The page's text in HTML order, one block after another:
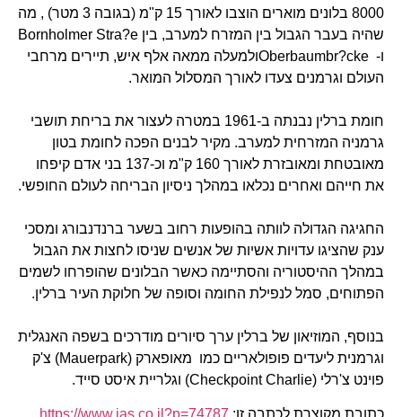
8000 בלונים מוארים הוצבו לאורך 15 ק"מ (בגובה 3 מטר) , מה
שהיה בעבר הגבול בין המזרח למערב, בין Bornholmer Stra?e
ו- Oberbaumbr?ckeולמעלה ממאה אלף איש, תיירים מרחבי
העולם וגרמנים צעדו לאורך המסלול המואר.
חומת ברלין נבנתה ב-1961 במטרה לעצור את בריחת תושבי
גרמניה המזרחית למערב. מקיר לבנים הפכה לחומת בטון
מאובטחת ומאובזרת לאורך 160 ק"מ וכ-137 בני אדם קיפחו
את חייהם ואחרים נכלאו במהלך ניסיון הבריחה לעולם החופשי.
החגיגה הגדולה לוותה בהופעות רחוב בשער ברנדנבורג ומסכי
ענק שהציגו עדויות אשיות של אנשים שניסו לחצות את הגבול
במהלך ההיסטוריה והסתיימה כאשר הבלונים שהופרחו לשמים
הפתוחים, סמל לנפילת החומה וסופה של חלוקת העיר ברלין.
בנוסף, המוזיאון של ברלין ערך סיורים מודרכים בשפה האנגלית
וגרמנית ליעדים פופולאריים כמו מאופארק (Mauerpark) צ'ק
פוינט צ'רלי (Checkpoint Charlie) וגלריית איסט סייד.
כתובת מקוצרת לכתבה זו: https://www.ias.co.il?p=74787